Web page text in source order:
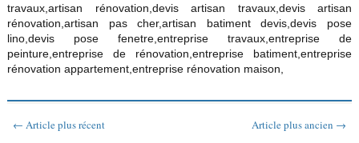
travaux,artisan rénovation,devis artisan travaux,devis artisan
rénovation,artisan pas cher,artisan batiment devis,devis pose
lino,devis pose fenetre,entreprise travaux,entreprise de
peinture,entreprise de rénovation,entreprise batiment,entreprise
rénovation appartement,entreprise rénovation maison,
← Article plus récent Article plus ancien →